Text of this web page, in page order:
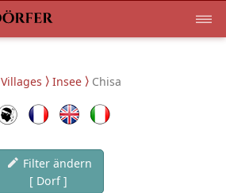
Villages Insee Chisa
Filter ändern
[ Dorf ]